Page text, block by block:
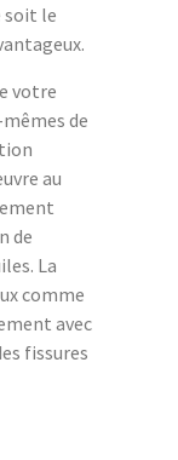
soit le
votre
de
au
de
La
comme
avec
fissures